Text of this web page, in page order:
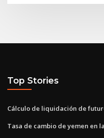
Top Stories
Cálculo de liquidación de
Tasa de cambio de yemen en